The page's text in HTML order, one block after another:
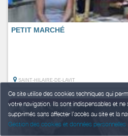
Ce site utilise des cookies techniques qui
votre navigation. Ils sont indispensables et ne
supprimés sans affecter l’accès au site et la
Gestion des cookies et données personnelles
PETIT MARCHÉ
SAINT-HILAIRE-DE-LAVIT